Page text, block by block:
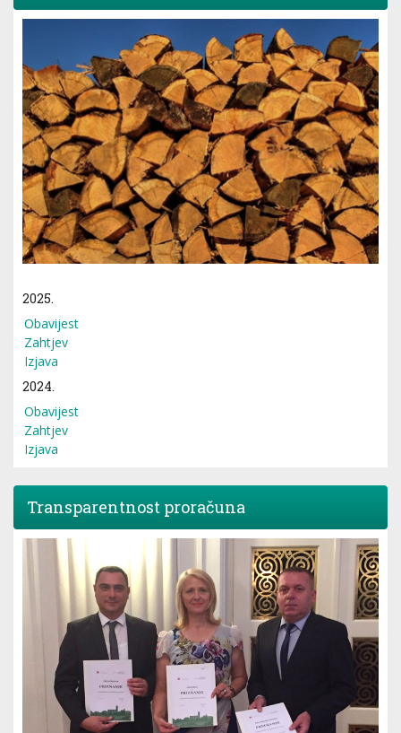
2025.
Obavijest
Zahtjev
Izjava
2024.
Obavijest
Zahtjev
Izjava
Transparentnost proračuna